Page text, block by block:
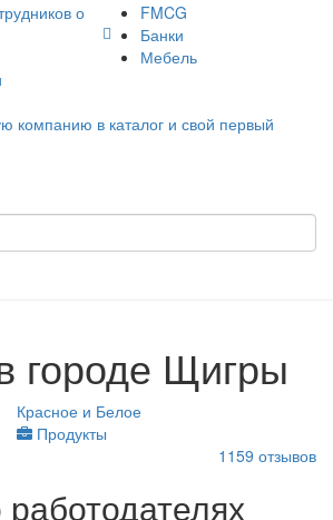
о
FMCG
Банки
Мебель
компанию в каталог и свой первый
городе Щигры
Красное и Белое
Продукты
1159 отзывов